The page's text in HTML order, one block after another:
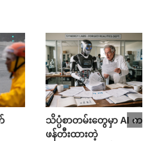
သိပ္ပံစာတမ်းတွေမှာ AI က
ဖန်တီးထားတဲ့